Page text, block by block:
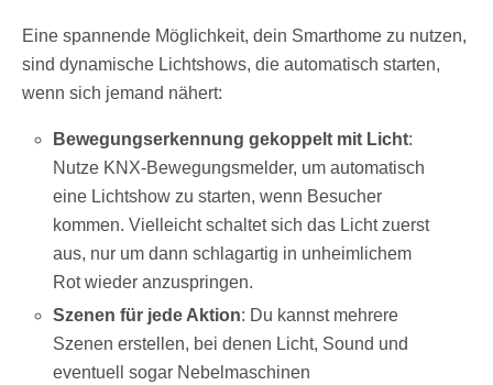
Eine spannende Möglichkeit, dein Smarthome zu nutzen,
sind dynamische Lichtshows, die automatisch starten,
wenn sich jemand nähert:
Bewegungserkennung gekoppelt mit Licht:
Nutze KNX-Bewegungsmelder, um automatisch
eine Lichtshow zu starten, wenn Besucher
kommen. Vielleicht schaltet sich das Licht zuerst
aus, nur um dann schlagartig in unheimlichem
Rot wieder anzuspringen.
Szenen für jede Aktion: Du kannst mehrere
Szenen erstellen, bei denen Licht, Sound und
eventuell sogar Nebelmaschinen